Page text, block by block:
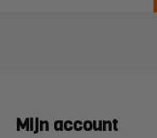
Mijn account